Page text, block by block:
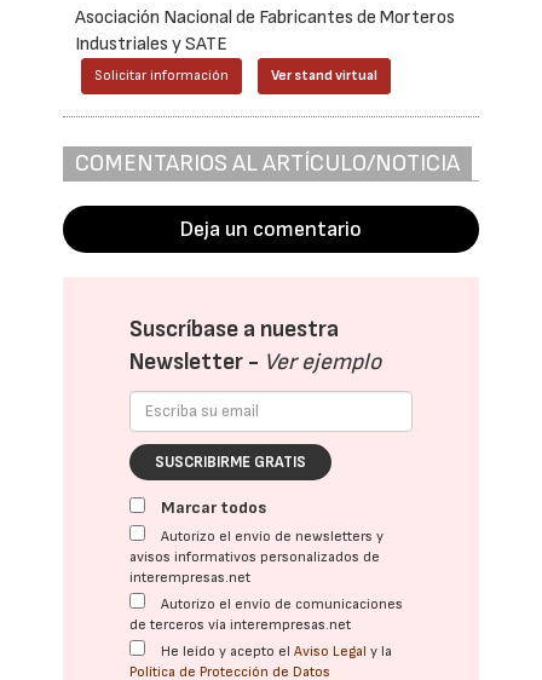
Asociación Nacional de Fabricantes de Morteros
Industriales y SATE
Solicitar información Ver stand virtual
COMENTARIOS AL ARTÍCULO/NOTICIA
Deja un comentario
Suscríbase a nuestra
Newsletter - Ver ejemplo
SUSCRIBIRME GRATIS
Marcar todos
Autorizo el envío de newsletters y
avisos informativos personalizados de
interempresas.net
Autorizo el envío de comunicaciones
de terceros vía interempresas.net
He leído y acepto elAviso Legal y la
Política de Protección de Datos